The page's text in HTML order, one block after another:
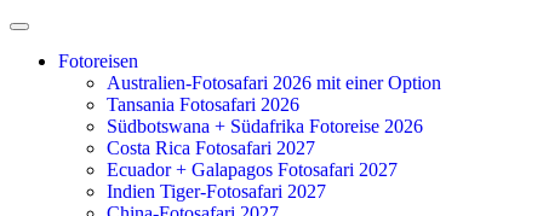
Zum
springenFotoreisen
Australien-Fotosafari 2026 mit einer Option
Tansania Fotosafari 2026
Südbotswana + Südafrika Fotoreise 2026
Costa Rica Fotosafari 2027
Ecuador + Galapagos Fotosafari 2027
Indien Tiger-Fotosafari 2027